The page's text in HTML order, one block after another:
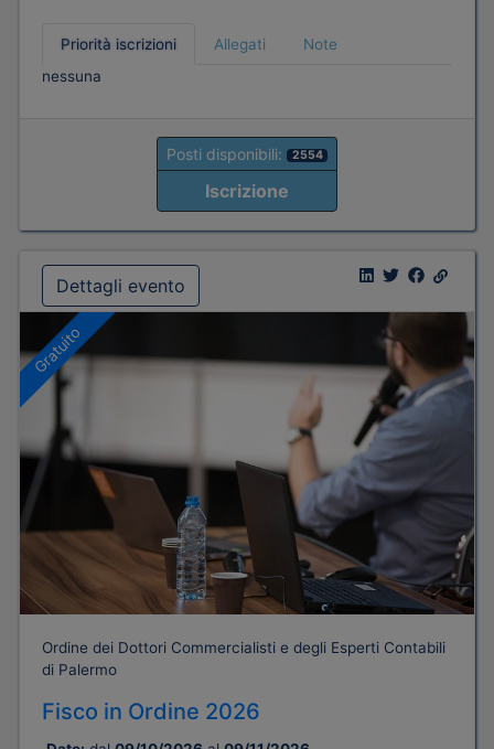
Priorità iscrizioni Allegati
Note
nessuna
Posti disponibili: 2554
Iscrizione
Dettagli evento
Gratuito
Ordine dei Dottori Commercialisti e degli Esperti Contabili
di Palermo
Fisco in Ordine 2026